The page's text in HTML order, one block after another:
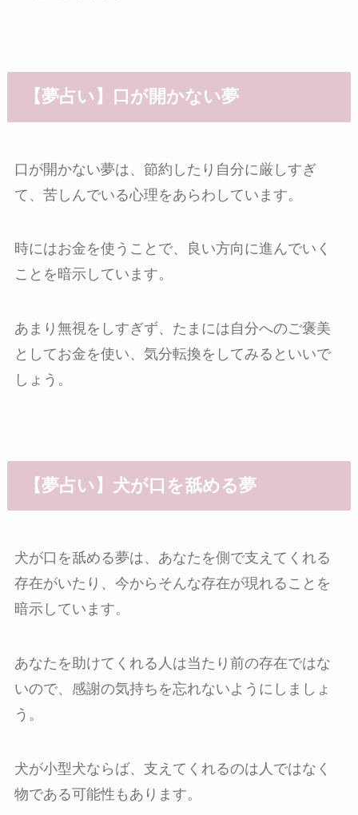
【夢占い】口が開かない夢
口が開かない夢は、節約したり自分に厳しすぎ
て、苦しんでいる心理をあらわしています。
時にはお金を使うことで、良い方向に進んでいく
ことを暗示しています。
あまり無視をしすぎず、たまには自分へのご褒美
としてお金を使い、気分転換をしてみるといいで
しょう。
【夢占い】犬が口を舐める夢
犬が口を舐める夢は、あなたを側で支えてくれる
存在がいたり、今からそんな存在が現れることを
暗示しています。
あなたを助けてくれる人は当たり前の存在ではな
いので、感謝の気持ちを忘れないようにしましょ
う。
犬が小型犬ならば、支えてくれるのは人ではなく
物である可能性もあります。